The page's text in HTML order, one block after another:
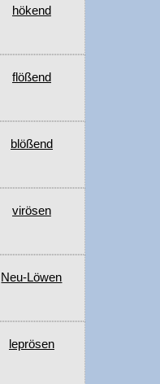
hökend
flößend
blößend
virösen
Neu-Löwen
leprösen